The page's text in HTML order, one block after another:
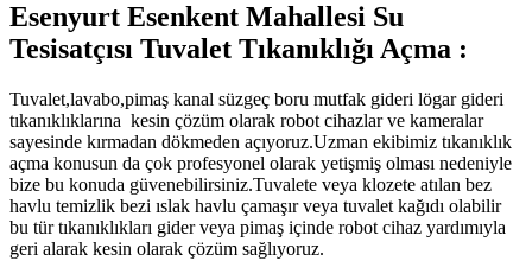
Esenyurt Esenkent Mahallesi Su
Tesisatçısı Tuvalet Tıkanıklığı Açma :
Tuvalet,lavabo,pimaş kanal süzgeç boru mutfak gideri lögar gideri
tıkanıklıklarına kesin çözüm olarak robot cihazlar ve kameralar
sayesinde kırmadan dökmeden açıyoruz.Uzman ekibimiz tıkanıklık
açma konusun da çok profesyonel olarak yetişmiş olması nedeniyle
bize bu konuda güvenebilirsiniz.Tuvalete veya klozete atılan bez
havlu temizlik bezi ıslak havlu çamaşır veya tuvalet kağıdı olabilir
bu tür tıkanıklıkları gider veya pimaş içinde robot cihaz yardımıyla
geri alarak kesin olarak çözüm sağlıyoruz.